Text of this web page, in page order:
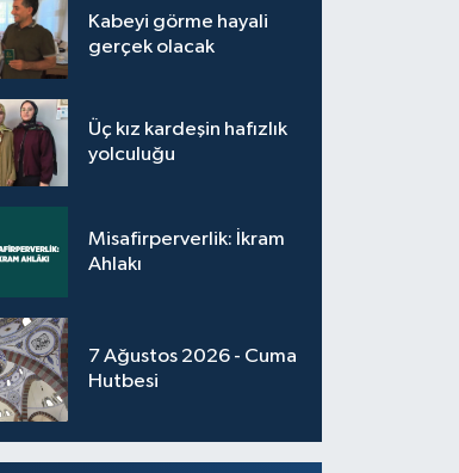
Kabeyi görme hayali
gerçek olacak
Üç kız kardeşin hafızlık
yolculuğu
Misafirperverlik: İkram
Ahlakı
7 Ağustos 2026 - Cuma
Hutbesi